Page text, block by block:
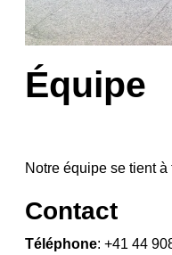
Équipe
Notre équipe se tient
Contact
Téléphone: +41 44